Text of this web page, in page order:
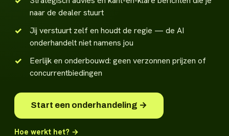
naar de dealer stuurt
Jij verstuurt zelf en houdt de regie — de AI
onderhandelt niet namens jou
Eerlijk en onderbouwd: geen verzonnen prijzen of
concurrentbiedingen
Start een onderhandeling →
Hoe werkt het? →